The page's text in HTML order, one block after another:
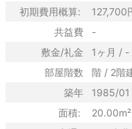
初期費用概算:
127,700
共益費
-
敷金/礼金
1ヶ月 / -
部屋階数
階 / 2階
築年
1985/01
面積:
20.00m²